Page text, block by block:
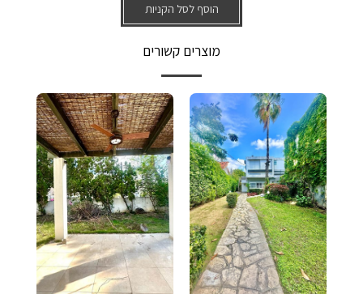
הוסף לסל הקניות
מוצרים קשורים